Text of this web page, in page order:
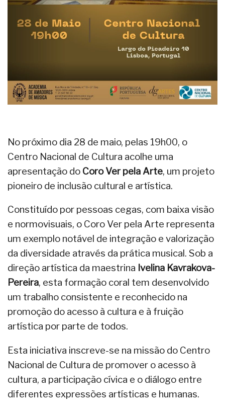
No próximo dia 28 de maio, pelas 19h00, o
Centro Nacional de Cultura acolhe uma
apresentação do Coro Ver pela Arte, um projeto
pioneiro de inclusão cultural e artística.
Constituído por pessoas cegas, com baixa visão
e normovisuais, o Coro Ver pela Arte representa
um exemplo notável de integração e valorização
da diversidade através da prática musical. Sob a
direção artística da maestrina Ivelina Kavrakova-
Pereira, esta formação coral tem desenvolvido
um trabalho consistente e reconhecido na
promoção do acesso à cultura e à fruição
artística por parte de todos.
Esta iniciativa inscreve-se na missão do Centro
Nacional de Cultura de promover o acesso à
cultura, a participação cívica e o diálogo entre
diferentes expressões artísticas e humanas.